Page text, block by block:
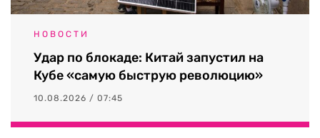
НОВОСТИ
Удар по блокаде: Китай запустил на
Кубе «самую быструю революцию»
10.08.2026 / 07:45